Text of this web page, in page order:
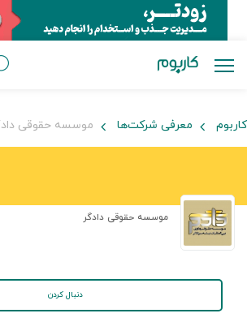
کاربوم معرفی شرکت‌ها موسسه حقوقی
موسسه حقوقی دادگر
دنبال کردن